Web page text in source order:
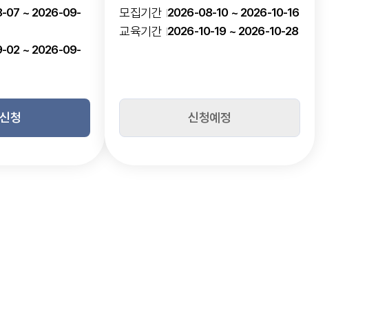
07 ~ 2026-09-
02 ~ 2026-09-
청
모집기간 2026-08-10 ~ 2026-10-16
교육기간 2026-10-19 ~ 2026-10-28
신청예정